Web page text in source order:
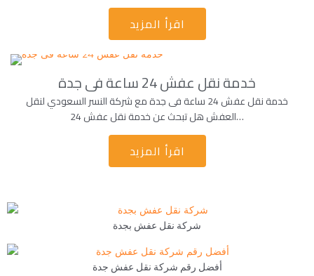
اقرأ المزيد
خدمة نقل عفش 24 ساعة فى جدة
خدمة نقل عفش 24 ساعة فى جدة مع شركة النسر السعودي لنقل
العفش هل تبحث عن خدمة نقل عفش 24…
اقرأ المزيد
شركة نقل عفش بجدة
أفضل رقم شركة نقل عفش جدة